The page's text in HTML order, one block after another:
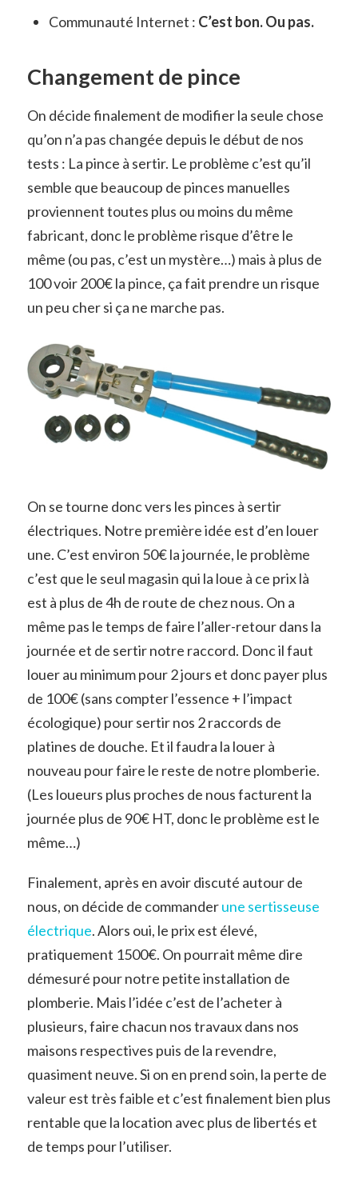
Communauté Internet : C’est bon. Ou pas.
Changement de pince
On décide finalement de modifier la seule chose
qu’on n’a pas changée depuis le début de nos
tests : La pince à sertir. Le problème c’est qu’il
semble que beaucoup de pinces manuelles
proviennent toutes plus ou moins du même
fabricant, donc le problème risque d’être le
même (ou pas, c’est un mystère…) mais à plus de
100 voir 200€ la pince, ça fait prendre un risque
un peu cher si ça ne marche pas.
On se tourne donc vers les pinces à sertir
électriques. Notre première idée est d’en louer
une. C’est environ 50€ la journée, le problème
c’est que le seul magasin qui la loue à ce prix là
est à plus de 4h de route de chez nous. On a
même pas le temps de faire l’aller-retour dans la
journée et de sertir notre raccord. Donc il faut
louer au minimum pour 2 jours et donc payer plus
de 100€ (sans compter l’essence + l’impact
écologique) pour sertir nos 2 raccords de
platines de douche. Et il faudra la louer à
nouveau pour faire le reste de notre plomberie.
(Les loueurs plus proches de nous facturent la
journée plus de 90€ HT, donc le problème est le
même…)
Finalement, après en avoir discuté autour de
nous, on décide de commanderune sertisseuse
électrique. Alors oui, le prix est élevé,
pratiquement 1500€. On pourrait même dire
démesuré pour notre petite installation de
plomberie. Mais l’idée c’est de l’acheter à
plusieurs, faire chacun nos travaux dans nos
maisons respectives puis de la revendre,
quasiment neuve. Si on en prend soin, la perte de
valeur est très faible et c’est finalement bien plus
rentable que la location avec plus de libertés et
de temps pour l’utiliser.